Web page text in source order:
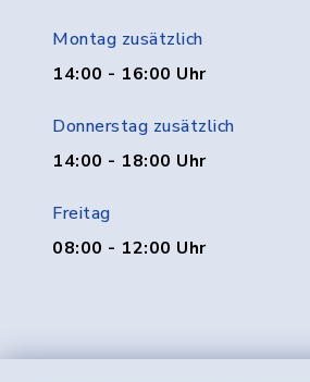
Montag zusätzlich
14:00 - 16:00 Uhr
Donnerstag zusätzlich
14:00 - 18:00 Uhr
Freitag
08:00 - 12:00 Uhr